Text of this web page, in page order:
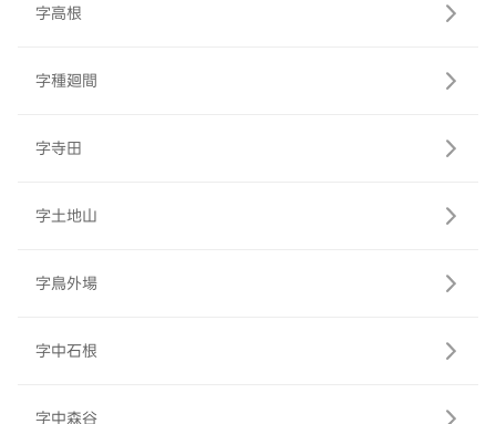
字高根
字種廻間
字寺田
字土地山
字鳥外場
字中石根
字中森谷